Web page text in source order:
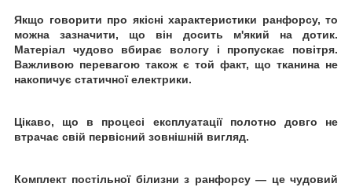
Якщо говорити про якісні характеристики ранфорсу, то
можна зазначити, що він досить м'який на дотик.
Матеріал чудово вбирає вологу і пропускає повітря.
Важливою перевагою також є той факт, що тканина не
накопичує статичної електрики.
Цікаво, що в процесі експлуатації полотно довго не
втрачає свій первісний зовнішній вигляд.
Комплект постільної білизни з ранфорсу — це чудовий